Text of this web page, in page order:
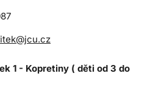
1 - Kopretiny ( děti od 3 do